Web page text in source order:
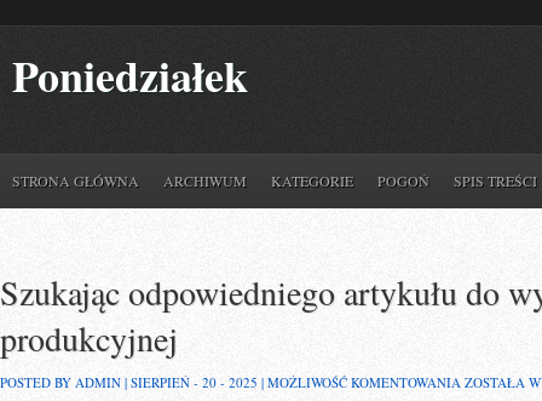
Poniedziałek
STRONA GŁÓWNA ARCHIWUM KATEGORIE POGOŃ SPIS TREŚCI
Szukając odpowiedniego artykułu do
produkcyjnej
POSTED BY ADMIN | SIERPIEŃ - 20 - 2025 | MOŻLIWOŚĆ KOMENTOWANIA SZUKAJĄC
ZOSTAŁA